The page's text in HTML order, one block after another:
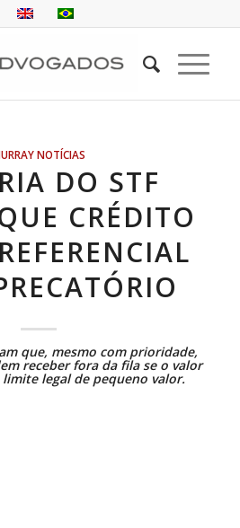
NOTÍCIAS
DO STF
CRÉDITO
que, mesmo com prioridade,
receber fora da fila se o valor
legal de pequeno valor.